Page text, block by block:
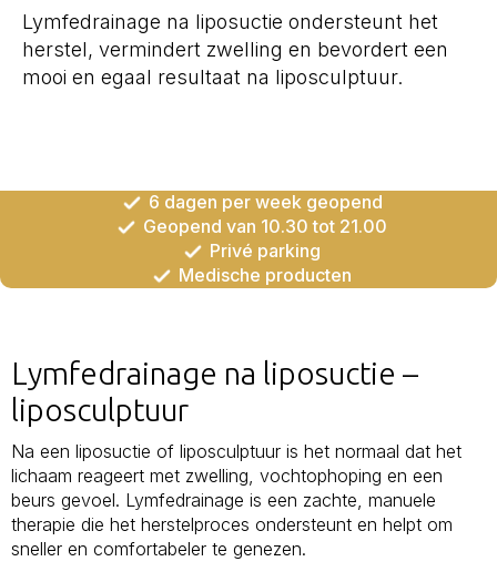
Lymfedrainage na liposuctie ondersteunt het
herstel, vermindert zwelling en bevordert een
mooi en egaal resultaat na liposculptuur.
6 dagen per week geopend
Geopend van 10.30 tot 21.00
Privé parking
Medische producten
Lymfedrainage na liposuctie –
liposculptuur
Na een liposuctie of liposculptuur is het normaal dat het
lichaam reageert met zwelling, vochtophoping en een
beurs gevoel. Lymfedrainage is een zachte, manuele
therapie die het herstelproces ondersteunt en helpt om
sneller en comfortabeler te genezen.